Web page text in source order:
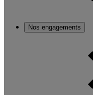
Nos engagements